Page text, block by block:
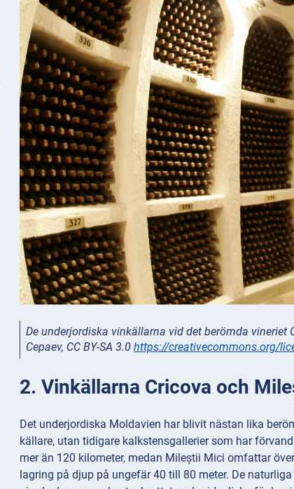
De underjordiska vinkällarna vid det berömda vineriet
Cepaev, CC BY-SA 3.0 https://creativecommons.org/
2. Vinkällarna Cricova och
Det underjordiska Moldavien har blivit nästan lika
källare, utan tidigare kalkstensgallerier som har
mer än 120 kilometer, medan Mileștii Mici omfattar
lagring på djup på ungefär 40 till 80 meter. De